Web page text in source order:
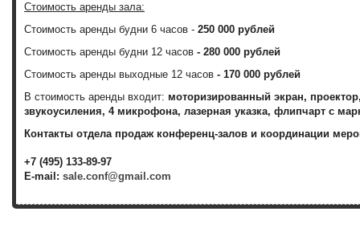
Стоимость аренды зала:
Стоимость аренды будни 6 часов - 250 000 рублей
Стоимость аренды будни 12 часов - 280 000 рублей
Стоимость аренды выходные 12 часов - 170 000 рублей
В стоимость аренды входит: моторизированный экран,
звукоусиления, 4 микрофона, лазерная указка, флипчарт с
Контакты отдела продаж конференц-залов и координации
+7 (495) 133-89-97
E-mail: sale.conf@gmail.com